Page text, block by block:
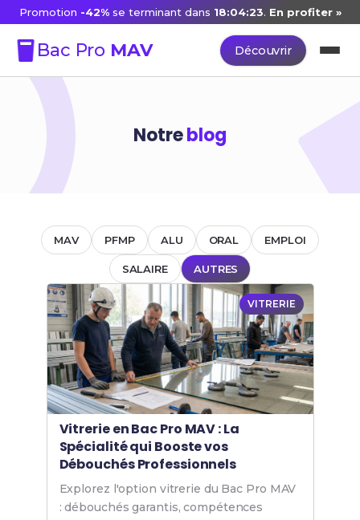
Promotion -42%se terminant dans 18:04:23. En profiter »
Bac Pro MAV Découvrir
Notreblog
MAV PFMP ALU ORAL EMPLOI
SALAIRE AUTRES
VITRERIE
Vitrerie en Bac Pro MAV : La
Spécialité qui Booste vos
Débouchés Professionnels
Explorez l'option vitrerie du Bac Pro MAV
: débouchés garantis, compétences